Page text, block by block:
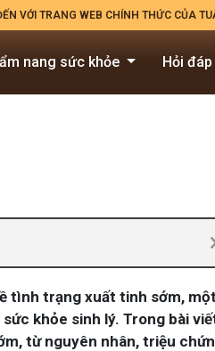
VỚI TRANG WEB CHÍNH THỨC CỦA
nang sức khỏe Hỏi đáp
tình trạng xuất tinh sớm, một
khỏe sinh lý. Trong bài
từ nguyên nhân, triệu